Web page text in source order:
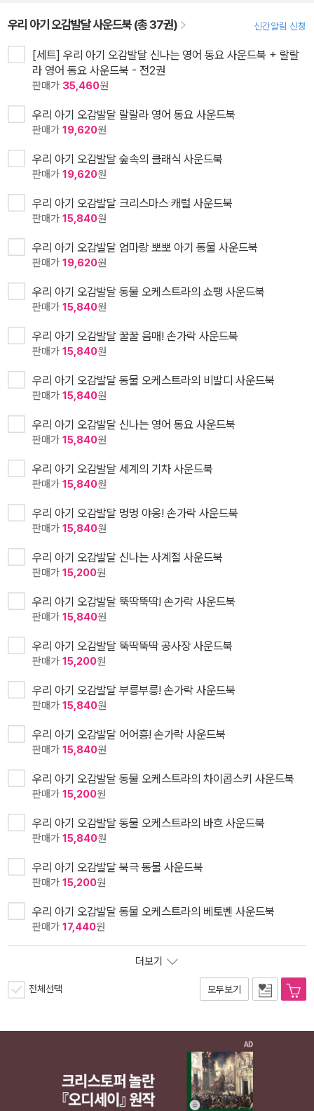
우리 아기 오감발달 사운드북 (총 37권) 신간알림 신청
[세트] 우리 아기 오감발달 신나는 영어 동요 사운드북 + 랄랄
라 영어 동요 사운드북 - 전2권
판매가 35,460원
우리 아기 오감발달 랄랄라 영어 동요 사운드북
판매가 19,620원
우리 아기 오감발달 숲속의 클래식 사운드북
판매가 19,620원
우리 아기 오감발달 크리스마스 캐럴 사운드북
판매가 15,840원
우리 아기 오감발달 엄마랑 뽀뽀 아기 동물 사운드북
판매가 19,620원
우리 아기 오감발달 동물 오케스트라의 쇼팽 사운드북
판매가 15,840원
우리 아기 오감발달 꿀꿀 음매! 손가락 사운드북
판매가 15,840원
우리 아기 오감발달 동물 오케스트라의 비발디 사운드북
판매가 15,840원
우리 아기 오감발달 신나는 영어 동요 사운드북
판매가 15,840원
우리 아기 오감발달 세계의 기차 사운드북
판매가 15,840원
우리 아기 오감발달 멍멍 야옹! 손가락 사운드북
판매가 15,840원
우리 아기 오감발달 신나는 사계절 사운드북
판매가 15,200원
우리 아기 오감발달 뚝딱뚝딱! 손가락 사운드북
판매가 15,840원
우리 아기 오감발달 뚝딱뚝딱 공사장 사운드북
판매가 15,200원
우리 아기 오감발달 부릉부릉! 손가락 사운드북
판매가 15,840원
우리 아기 오감발달 어어흥! 손가락 사운드북
판매가 15,840원
우리 아기 오감발달 동물 오케스트라의 차이콥스키 사운드북
판매가 15,200원
우리 아기 오감발달 동물 오케스트라의 바흐 사운드북
판매가 15,840원
우리 아기 오감발달 북극 동물 사운드북
판매가 15,200원
우리 아기 오감발달 동물 오케스트라의 베토벤 사운드북
판매가 17,440원
더보기
전체선택 모두보기